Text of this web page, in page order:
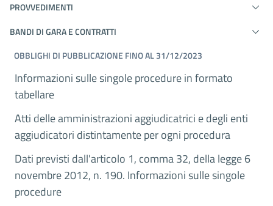
PROVVEDIMENTI
BANDI DI GARA E CONTRATTI
OBBLIGHI DI PUBBLICAZIONE FINO AL 31/12/2023
Informazioni sulle singole procedure in formato
tabellare
Atti delle amministrazioni aggiudicatrici e degli enti
aggiudicatori distintamente per ogni procedura
Dati previsti dall'articolo 1, comma 32, della legge 6
novembre 2012, n. 190. Informazioni sulle singole
procedure